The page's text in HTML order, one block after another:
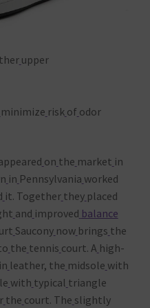
upper
minimize risk of odor
on the market in
in Pennsylvania worked
it. Together they placed
and improved balance
Saucony now brings the
the tennis court. A high-
leather, the midsole with
with typical triangle
the court. The slightly